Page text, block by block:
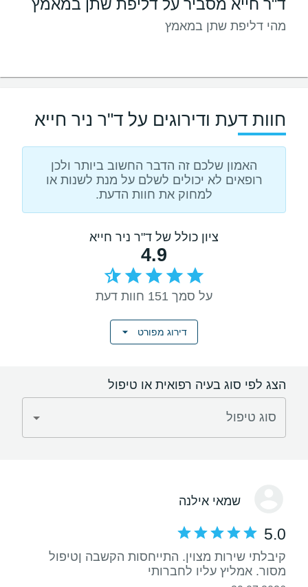
ד"ר חייא מסביר על דליפת שתן במאמץ
מהי דליפת שתן במאמץ
חוות דעת ודירוגים על ד"ר ניר חייא
האמון שלכם זה הדבר החשוב ביותר ולכן
רופאים לא יכולים לשלם על מנת לשנות או
למחוק את חוות הדעת.
ציון כולל של ד"ר ניר חייא
4.9
על סמך 151 חוות דעת
דירוג מפורט
הצג לפי סוג בעיה רפואית או טיפול
סוג טיפול
שמאי אילנה
5.0
קיבלתי שירות מצוין. התייחסות הקשבה ןטיפול
מסור. אמליץ עליו לחברותי